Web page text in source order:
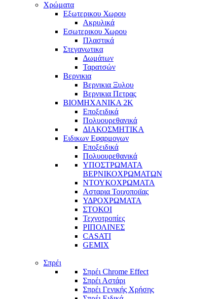
Χρώματα
Εξωτερικου Χωρου
Ακρυλικά
Εσωτερικου Χωρου
Πλαστικά
Στεγανωτικα
Δωμάτων
Ταρατσών
Βερνικια
Βερνικια Ξυλου
Βερνικια Πετρας
ΒΙΟΜΗΧΑΝΙΚΑ 2Κ
Εποξειδικά
Πολυουρεθανικά
ΔΙΑΚΟΣΜΗΤΙΚΑ
Ειδικων Εφαρμογων
Εποξειδικά
Πολυουρεθανικά
ΥΠΟΣΤΡΩΜΑΤΑ
ΒΕΡΝΙΚΟΧΡΩΜΑΤΩΝ
ΝΤΟΥΚΟΧΡΩΜΑΤΑ
Ασταρια Τοιχοποιϊας
ΥΔΡΟΧΡΩΜΑΤΑ
ΣΤΟΚΟΙ
Τεχνοτροπίες
ΡΙΠΟΛΙΝΕΣ
CASATI
GEMIX
Σπρέι
Σπρέι Chrome Effect
Σπρέι Αστάρι
Σπρέι Γενικής Χρήσης